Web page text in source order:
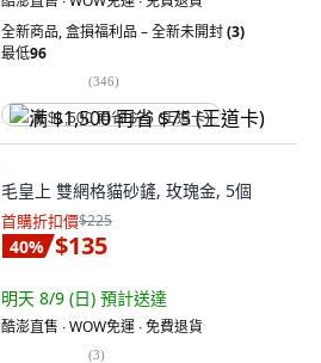
全新商品,盒損福利品 – 全新未開封(3)
最低96
(346)
满 $1,500 再省 $75 (王道卡)
毛皇上 雙網格貓砂鏟, 玫瑰金, 5個
首購折扣價$225
40% $135
明天 8/9 (日) 預計送達
酷澎直售 ∙ WOW免運 ∙ 免費退貨
(3)